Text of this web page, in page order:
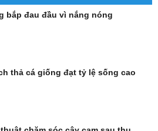
bắp đau đầu vì nắng nóng
thả cá giống đạt tỷ lệ sống cao